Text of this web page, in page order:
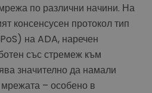
по различни начини. На
консенсусен протокол тип
на ADA, наречен
със стремеж към
значително да намали
– особено в